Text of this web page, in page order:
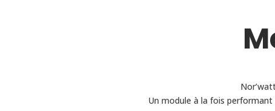
Un module à la fois